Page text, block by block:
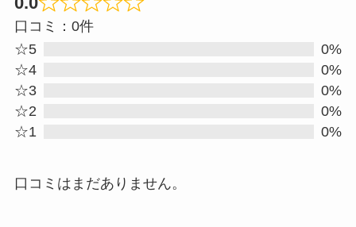
Rated
口コミ：0件
☆5
0%
☆4
0%
☆3
0%
☆2
0%
☆1
0%
口コミはまだありません。